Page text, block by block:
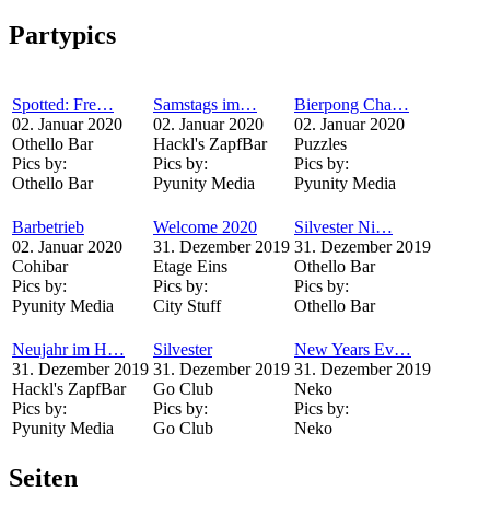
Partypics
Spotted: Fre…
02. Januar 2020
Othello Bar
Pics by:
Othello Bar
Samstags im…
02. Januar 2020
Hackl's ZapfBar
Pics by:
Pyunity Media
Bierpong Cha…
02. Januar 2020
Puzzles
Pics by:
Pyunity Media
Barbetrieb
02. Januar 2020
Cohibar
Pics by:
Pyunity Media
Welcome 2020
31. Dezember 2019
Etage Eins
Pics by:
City Stuff
Silvester Ni…
31. Dezember 2019
Othello Bar
Pics by:
Othello Bar
Neujahr im H…
31. Dezember 2019
Hackl's ZapfBar
Pics by:
Pyunity Media
Silvester
31. Dezember 2019
Go Club
Pics by:
Go Club
New Years Ev…
31. Dezember 2019
Neko
Pics by:
Neko
Seiten